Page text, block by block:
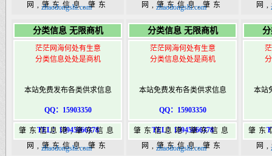
网,肇东信息,肇东
港|www.zhaodongshi.com
zhaodongshi.com
网,肇东信息,肇东
港|www.zhaodongshi.com
zhaodongshi.com
网
港
分类信息 无限商机
茫茫网海何处有生意
分类信息处处是商机
本站免费发布各类供求信息
QQ：15903350
TEL：15945066378
肇东信息港,肇东信息
网,肇东信息,肇东
zhaodongshi.com
分类信息 无限商机
茫茫网海何处有生意
分类信息处处是商机
本站免费发布各类供求信息
QQ：15903350
TEL：15945066378
肇东信息港,肇东信息
网,肇东信息,肇东
zhaodongshi.com
本站
肇东
网